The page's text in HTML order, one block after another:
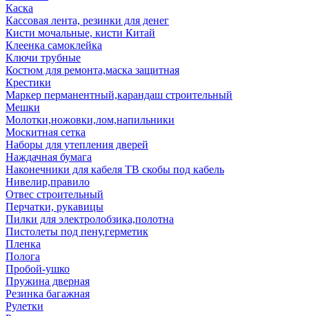
Каска
Кассовая лента, резинки для денег
Кисти мочальные, кисти Китай
Клеенка самоклейка
Ключи трубные
Костюм для ремонта,маска защитная
Крестики
Маркер перманентный,карандаш строительный
Мешки
Молотки,ножовки,лом,напильники
Москитная сетка
Наборы для утепления дверей
Наждачная бумага
Наконечники для кабеля ТВ скобы под кабель
Нивелир,правило
Отвес строительный
Перчатки, рукавицы
Пилки для электролобзика,полотна
Пистолеты под пену,герметик
Пленка
Полога
Пробой-ушко
Пружина дверная
Резинка багажная
Рулетки